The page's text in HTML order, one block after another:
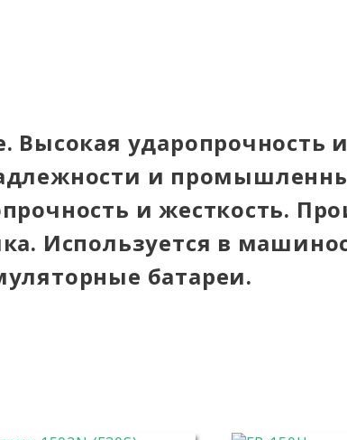
Высокая ударопрочность
и
и жесткость.
Используется в
батареи.